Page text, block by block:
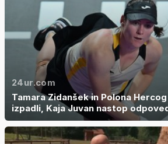
24ur.com
Tamara Zidanšek in Polona
izpadli, Kaja Juvan nastop